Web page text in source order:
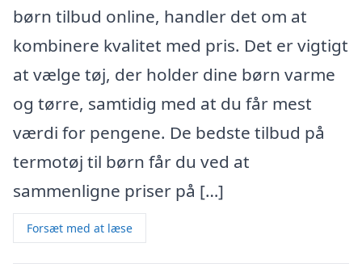
børn tilbud online, handler det om at
kombinere kvalitet med pris. Det er vigtigt
at vælge tøj, der holder dine børn varme
og tørre, samtidig med at du får mest
værdi for pengene. De bedste tilbud på
termotøj til børn får du ved at
sammenligne priser på […]
Forsæt med at læse